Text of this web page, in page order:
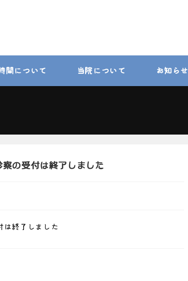
間について 当院について お知らせ
の受付は終了しました
終了しました